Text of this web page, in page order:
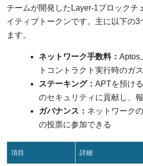
チームが開発したLayer-1ブロックチ
イティブトークンです。主に以下の
ます。
ネットワーク手数料：Aptos
トコントラクト実行時のガ
ステーキング：APTを預け
のセキュリティに貢献し、
ガバナンス： ネットワーク
の投票に参加できる
項目 詳細